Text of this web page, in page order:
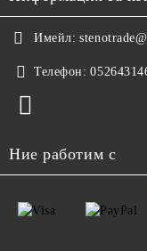
Имейл:
Телефон:
Ние работим с